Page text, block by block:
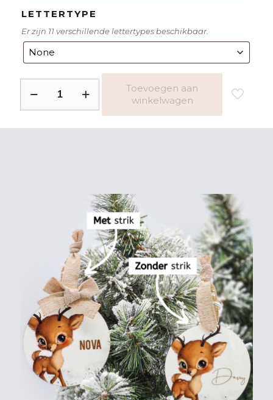
LETTERTYPE
Er zijn 11 verschillende lettertypes beschikbaar.
Toevoegen aan
winkelwagen